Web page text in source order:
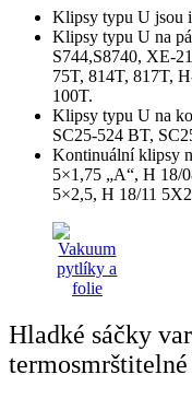
Klipsy typu U jsou
Klipsy typu U na
S744,S8740, XE-
75T, 814T, 817T,
100T.
Klipsy typu U na
SC25-524 BT,
Kontinuální klipsy
5×1,75 „A“, H 18/
5×2,5, H 18/11
Hladké sáčky
termosmrštitelné